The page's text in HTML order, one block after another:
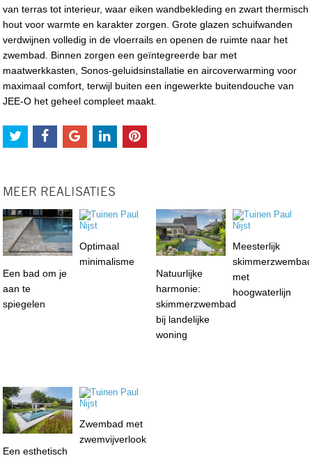
van terras tot interieur, waar eiken wandbekleding en zwart thermisch
hout voor warmte en karakter zorgen. Grote glazen schuifwanden
verdwijnen volledig in de vloerrails en openen de ruimte naar het
zwembad. Binnen zorgen een geïntegreerde bar met
maatwerkkasten, Sonos-geluidsinstallatie en aircoverwarming voor
maximaal comfort, terwijl buiten een ingewerkte buitendouche van
JEE-O het geheel compleet maakt.
MEER REALISATIES
Een bad om je
aan te
spiegelen
Optimaal
minimalisme
Natuurlijke
harmonie:
skimmerzwembad
bij landelijke
woning
Meesterlijk
skimmerzwembad
met
hoogwaterlijn
Een esthetisch
Zwembad met
zwemvijverlook